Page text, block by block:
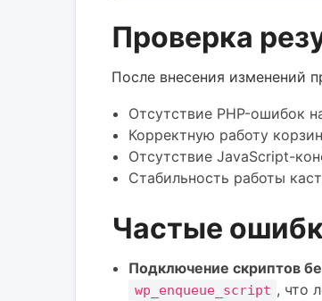
Проверка
После внесения изменений
Отсутствие PHP-ошибок
Корректную работу
Отсутствие JavaScript-
Стабильность работы
Частые
Подключение скриптов
wp_enqueue_script , что